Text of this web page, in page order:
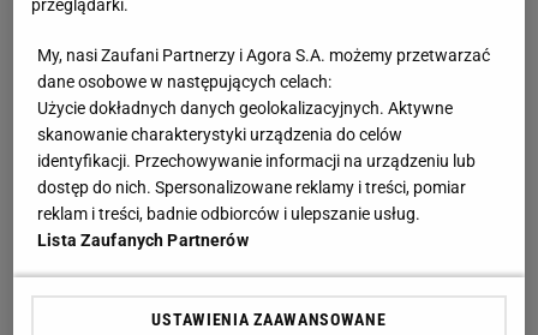
przeglądarki.
My, nasi Zaufani Partnerzy i Agora S.A. możemy przetwarzać
dane osobowe w następujących celach:
Użycie dokładnych danych geolokalizacyjnych. Aktywne
skanowanie charakterystyki urządzenia do celów
identyfikacji. Przechowywanie informacji na urządzeniu lub
dostęp do nich. Spersonalizowane reklamy i treści, pomiar
reklam i treści, badnie odbiorców i ulepszanie usług.
Lista Zaufanych Partnerów
USTAWIENIA ZAAWANSOWANE